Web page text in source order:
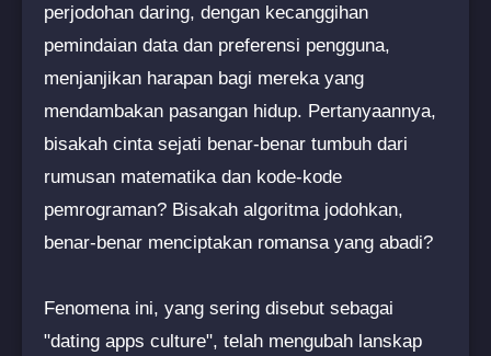
perjodohan daring, dengan kecanggihan
pemindaian data dan preferensi pengguna,
menjanjikan harapan bagi mereka yang
mendambakan pasangan hidup. Pertanyaannya,
bisakah cinta sejati benar-benar tumbuh dari
rumusan matematika dan kode-kode
pemrograman? Bisakah algoritma jodohkan,
benar-benar menciptakan romansa yang abadi?
Fenomena ini, yang sering disebut sebagai
"dating apps culture", telah mengubah lanskap